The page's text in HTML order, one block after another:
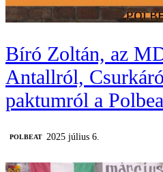
Bíró Zoltán, az
Antallról,
paktumról a
‎POLBEAT 2025 július 6.